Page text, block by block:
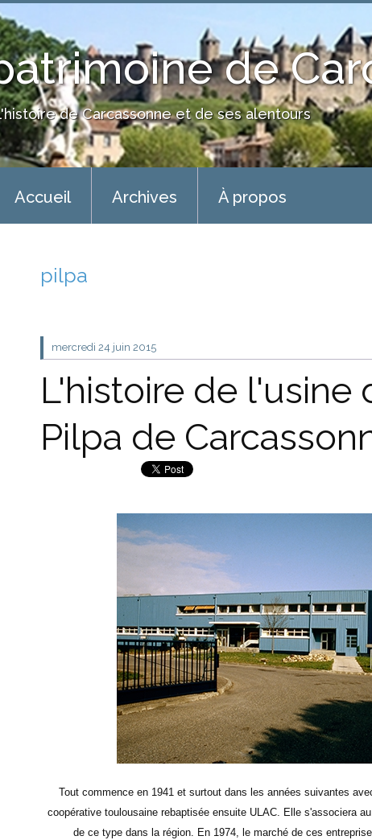
de
de Carcassonne et de ses alentours
Accueil Archives À propos
pilpa
mercredi 24 juin 2015
L'histoire de l'usine
Pilpa de
Tout commence en 1941 et surtout dans les années suivantes
coopérative toulousaine rebaptisée ensuite ULAC. Elle s'associera
de ce type dans la région. En 1974, le marché de ces